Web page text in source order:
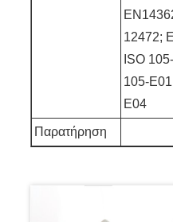
12472;
ISO
105-
E04
Παρατήρηση